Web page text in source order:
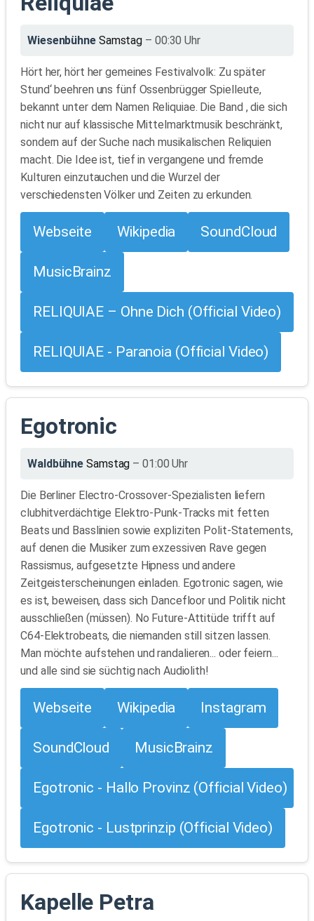
Wiesenbühne Samstag – 00:30 Uhr
Hört her, hört her gemeines Festivalvolk: Zu später
Stund‘ beehren uns fünf Ossenbrügger Spielleute,
bekannt unter dem Namen Reliquiae. Die Band , die sich
nicht nur auf klassische Mittelmarktmusik beschränkt,
sondern auf der Suche nach musikalischen Reliquien
macht. Die Idee ist, tief in vergangene und fremde
Kulturen einzutauchen und die Wurzel der
verschiedensten Völker und Zeiten zu erkunden.
Webseite Wikipedia SoundCloud
MusicBrainz
RELIQUIAE – Ohne Dich (Official Video)
RELIQUIAE - Paranoia (Official Video)
Egotronic
Waldbühne Samstag – 01:00 Uhr
Die Berliner Electro-Crossover-Spezialisten liefern
clubhitverdächtige Elektro-Punk-Tracks mit fetten
Beats und Basslinien sowie expliziten Polit-Statements,
auf denen die Musiker zum exzessiven Rave gegen
Rassismus, aufgesetzte Hipness und andere
Zeitgeisterscheinungen einladen. Egotronic sagen, wie
es ist, beweisen, dass sich Dancefloor und Politik nicht
ausschließen (müssen). No Future-Attitüde trifft auf
C64-Elektrobeats, die niemanden still sitzen lassen.
Man möchte aufstehen und randalieren... oder feiern...
und alle sind sie süchtig nach Audiolith!
Webseite Wikipedia Instagram
SoundCloud MusicBrainz
Egotronic - Hallo Provinz (Official Video)
Egotronic - Lustprinzip (Official Video)
Kapelle Petra